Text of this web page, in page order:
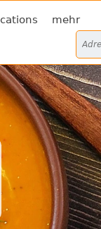
mehr